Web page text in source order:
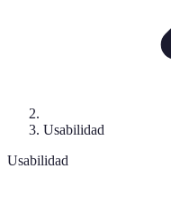
Usabilidad
Usabilidad